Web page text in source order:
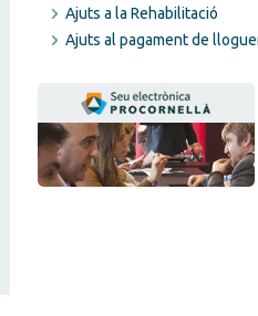
Ajuts a la Rehabilitació
Ajuts al pagament de